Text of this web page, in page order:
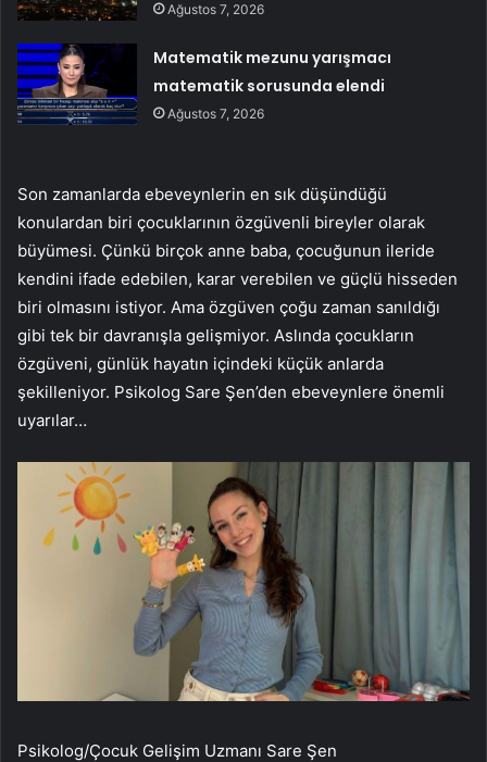
Ağustos 7, 2026
Matematik mezunu yarışmacı
matematik sorusunda elendi
Ağustos 7, 2026
Son zamanlarda ebeveynlerin en sık düşündüğü
konulardan biri çocuklarının özgüvenli bireyler olarak
büyümesi. Çünkü birçok anne baba, çocuğunun ileride
kendini ifade edebilen, karar verebilen ve güçlü hisseden
biri olmasını istiyor. Ama özgüven çoğu zaman sanıldığı
gibi tek bir davranışla gelişmiyor. Aslında çocukların
özgüveni, günlük hayatın içindeki küçük anlarda
şekilleniyor. Psikolog Sare Şen’den ebeveynlere önemli
uyarılar…
Psikolog/Çocuk Gelişim Uzmanı Sare Şen